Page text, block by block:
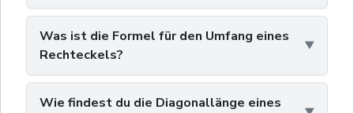
Was ist die Formel für den Umfang eines
Rechteckels?
Wie findest du die Diagonallänge eines